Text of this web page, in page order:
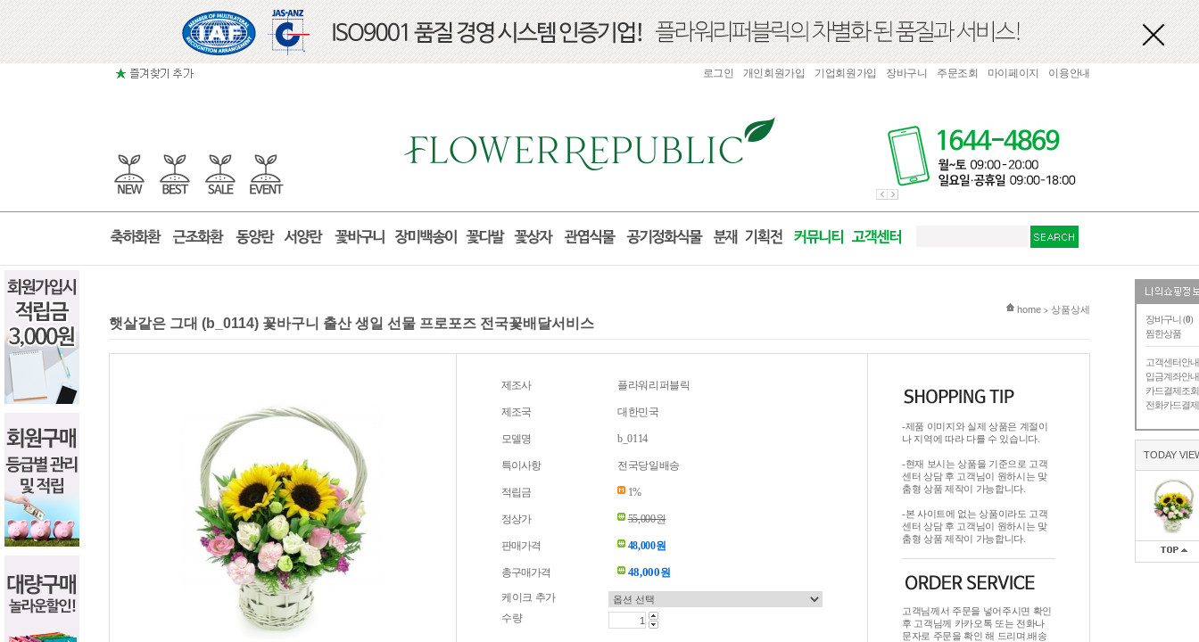
장바구니 (0)
찜한상품
고객센터안내
입금계좌안내
카드결제조회
전화카드결제
TODAY
로그인 개인회원가입 기업회원가입 장바구니 주문조회 마이페이지 이용안내
현재 위치
home > 상품상세
햇살같은 그대 (b_0114) 꽃바구니 출산 생일 선물 프로포즈 전국꽃배달서비스
제조사 플라워리퍼블릭
제조국 대한민국
모델명 b_0114
특이사항 전국당일배송
적립금 1%
정상가 55,000원
판매가격 48,000원
총구매가격 48,000원
케이크 추가
수량
-제품 이미지와 실제 상품은 계절이
나 지역에 따라 다를 수 있습니다.
-현재 보시는 상품을 기준으로 고객
센터 상담 후 고객님이 원하시는 맞
춤형 상품 제작이 가능합니다.
-본 사이트에 없는 상품이라도 고객
센터 상담 후 고객님이 원하시는 맞
춤형 상품 제작이 가능합니다.
고객님께서 주문을 넣어주시면 확인
후 고객님께 카카오톡 또는 전화나
문자로 주문을 확인 해 드리며.배송